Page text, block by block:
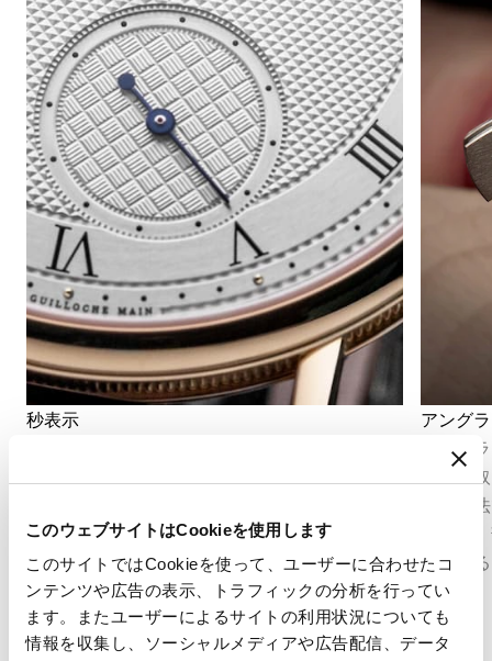
このウェブサイトはCookieを使用します
このサイトではCookieを使って、ユーザーに合わせたコ
ンテンツや広告の表示、トラフィックの分析を行ってい
ます。またユーザーによるサイトの利用状況についても
情報を収集し、ソーシャルメディアや広告配信、データ
秒表示
ば、文字盤のデザインに組み込まれたオフセン
ターのスモールセコンドとして表示される場合
もあります。
アング
アング
ジに面
上げ技
反射し
部に至
します。